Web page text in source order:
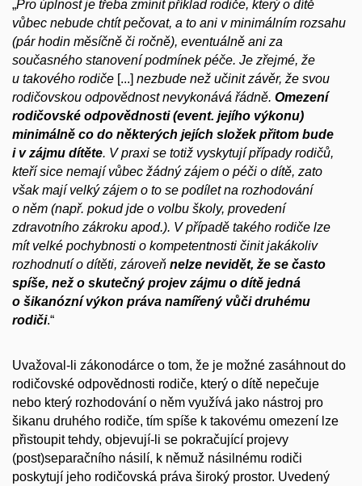
„Pro úplnost je třeba zmínit příklad rodiče, který o dítě
vůbec nebude chtít pečovat, a to ani v minimálním rozsahu
(pár hodin měsíčně či ročně), eventuálně ani za
současného stanovení podmínek péče. Je zřejmé, že
u takového rodiče [...] nezbude než učinit závěr, že svou
rodičovskou odpovědnost nevykonává řádně. Omezení
rodičovské odpovědnosti (event. jejího výkonu)
minimálně co do některých jejích složek přitom bude
i v zájmu dítěte. V praxi se totiž vyskytují případy rodičů,
kteří sice nemají vůbec žádný zájem o péči o dítě, zato
však mají velký zájem o to se podílet na rozhodování
o něm (např. pokud jde o volbu školy, provedení
zdravotního zákroku apod.). V případě takého rodiče lze
mít velké pochybnosti o kompetentnosti činit jakákoliv
rozhodnutí o dítěti, zároveň nelze nevidět, že se často
spíše, než o skutečný projev zájmu o dítě jedná
o šikanózní výkon práva namířený vůči druhému
rodiči.“
Uvažoval-li zákonodárce o tom, že je možné zasáhnout do
rodičovské odpovědnosti rodiče, který o dítě nepečuje
nebo který rozhodování o něm využívá jako nástroj pro
šikanu druhého rodiče, tím spíše k takovému omezení lze
přistoupit tehdy, objevují-li se pokračující projevy
(post)separačního násilí, k němuž násilnému rodiči
poskytují jeho rodičovská práva široký prostor. Uvedený